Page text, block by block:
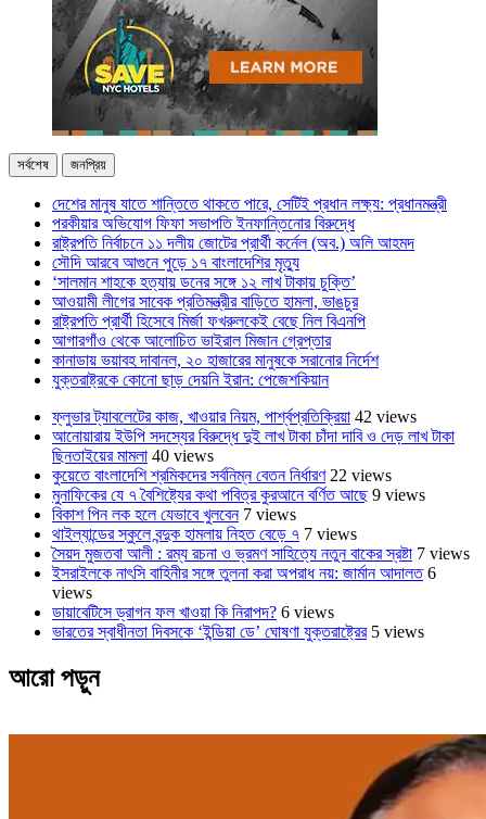
সর্বশেষ জনপ্রিয়
দেশের মানুষ যাতে শান্তিতে থাকতে পারে, সেটিই প্রধান লক্ষ্য: প্রধানমন্ত্রী
পরকীয়ার অভিযোগ ফিফা সভাপতি ইনফান্তিনোর বিরুদ্ধে
রাষ্ট্রপতি নির্বাচনে ১১ দলীয় জোটের প্রার্থী কর্নেল (অব.) অলি আহমদ
সৌদি আরবে আগুনে পুড়ে ১৭ বাংলাদেশির মৃত্যু
‘সালমান শাহকে হত্যায় ডনের সঙ্গে ১২ লাখ টাকায় চুক্তি’
আওয়ামী লীগের সাবেক প্রতিমন্ত্রীর বাড়িতে হামলা, ভাঙচুর
রাষ্ট্রপতি প্রার্থী হিসেবে মির্জা ফখরুলকেই বেছে নিল বিএনপি
আগারগাঁও থেকে আলোচিত ভাইরাল মিজান গ্রেপ্তার
কানাডায় ভয়াবহ দাবানল, ২০ হাজারের মানুষকে সরানোর নির্দেশ
যুক্তরাষ্ট্রকে কোনো ছাড় দেয়নি ইরান: পেজেশকিয়ান
ফ্লুভার ট্যাবলেটের কাজ, খাওয়ার নিয়ম, পার্শ্বপ্রতিক্রিয়া 42 views
আনোয়ারায় ইউপি সদস্যের বিরুদ্ধে দুই লাখ টাকা চাঁদা দাবি ও দেড় লাখ টাকা
ছিনতাইয়ের মামলা 40 views
কুয়েতে বাংলাদেশি শ্রমিকদের সর্বনিম্ন বেতন নির্ধারণ 22 views
মুনাফিকের যে ৭ বৈশিষ্ট্যের কথা পবিত্র কুরআনে বর্ণিত আছে 9 views
বিকাশ পিন লক হলে যেভাবে খুলবেন 7 views
থাইল্যান্ডের স্কুলে বন্দুক হামলায় নিহত বেড়ে ৭ 7 views
সৈয়দ মুজতবা আলী : রম্য রচনা ও ভ্রমণ সাহিত্যে নতুন বাকের স্রষ্টা 7 views
ইসরাইলকে নাৎসি বাহিনীর সঙ্গে তুলনা করা অপরাধ নয়: জার্মান আদালত 6
views
ডায়াবেটিসে ড্রাগন ফল খাওয়া কি নিরাপদ? 6 views
ভারতের স্বাধীনতা দিবসকে ‘ইন্ডিয়া ডে’ ঘোষণা যুক্তরাষ্ট্রের 5 views
আরো পড়ুন